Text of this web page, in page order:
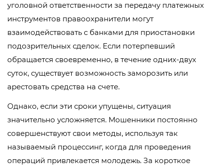
уголовной ответственности за передачу платежных
инструментов правоохранители могут
взаимодействовать с банками для приостановки
подозрительных сделок. Если потерпевший
обращается своевременно, в течение одних-двух
суток, существует возможность заморозить или
арестовать средства на счете.
Однако, если эти сроки упущены, ситуация
значительно усложняется. Мошенники постоянно
совершенствуют свои методы, используя так
называемый процессинг, когда для проведения
операций привлекается молодежь. За короткое